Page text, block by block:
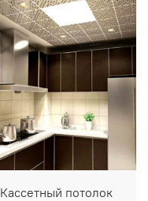
Кассетный потолок